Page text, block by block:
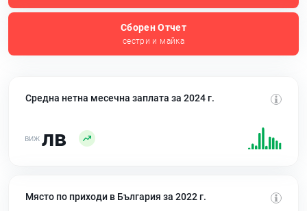
Сборен Отчет
сестри и майка
Средна нетна месечна заплата за 2024 г.
лв
Място по приходи в България за 2022 г.